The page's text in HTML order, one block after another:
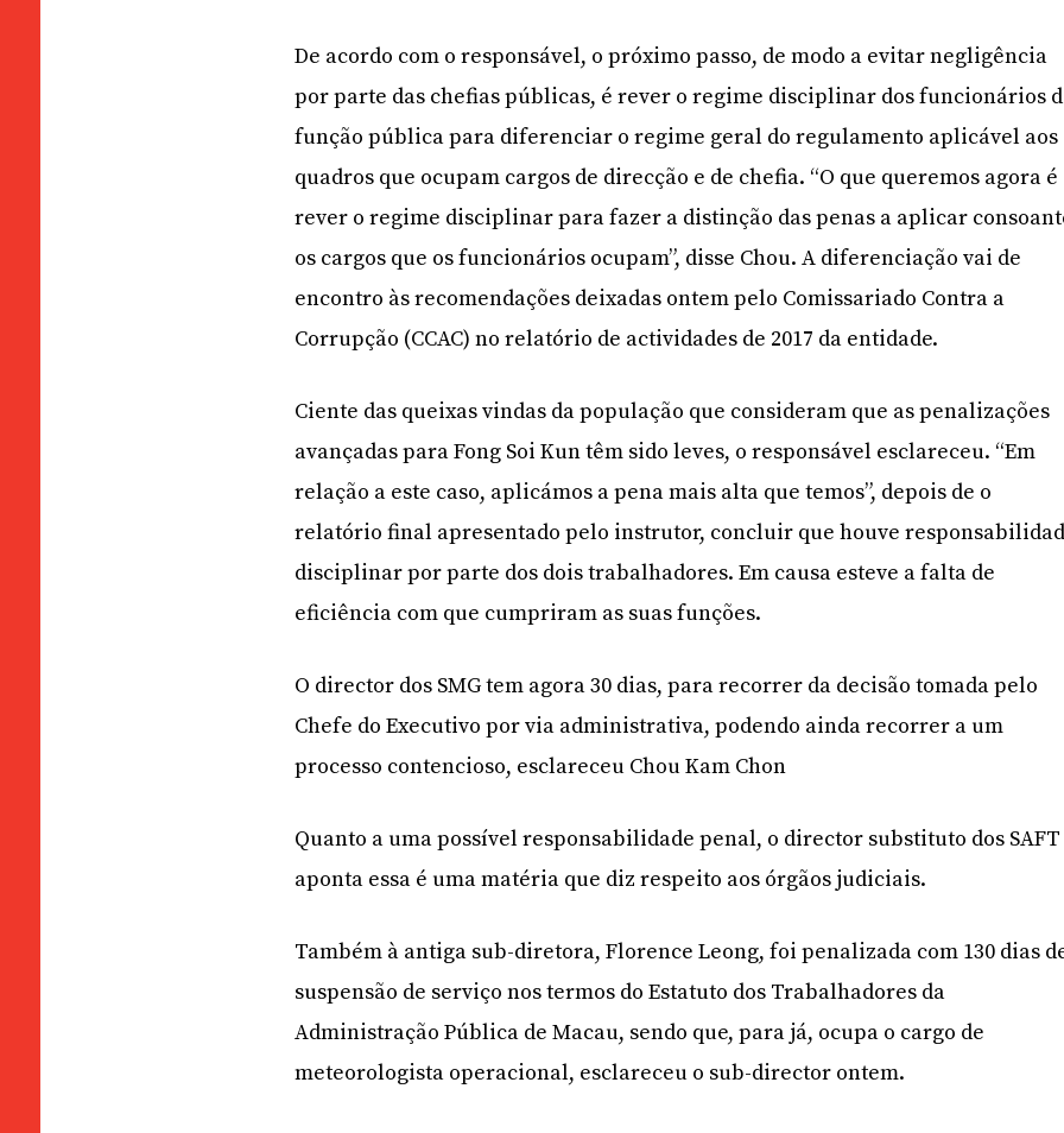
De acordo com o responsável, o próximo passo, de modo a evitar negligência
por parte das chefias públicas, é rever o regime disciplinar dos funcionários
função pública para diferenciar o regime geral do regulamento aplicável aos
quadros que ocupam cargos de direcção e de chefia. “O que queremos agora é
rever o regime disciplinar para fazer a distinção das penas a aplicar
os cargos que os funcionários ocupam”, disse Chou. A diferenciação vai de
encontro às recomendações deixadas ontem pelo Comissariado Contra a
Corrupção (CCAC) no relatório de actividades de 2017 da entidade.
Ciente das queixas vindas da população que consideram que as penalizações
avançadas para Fong Soi Kun têm sido leves, o responsável esclareceu. “Em
relação a este caso, aplicámos a pena mais alta que temos”, depois de o
relatório final apresentado pelo instrutor, concluir que houve
disciplinar por parte dos dois trabalhadores. Em causa esteve a falta de
eficiência com que cumpriram as suas funções.
O director dos SMG tem agora 30 dias, para recorrer da decisão tomada pelo
Chefe do Executivo por via administrativa, podendo ainda recorrer a um
processo contencioso, esclareceu Chou Kam Chon
Quanto a uma possível responsabilidade penal, o director substituto dos SAFT
aponta essa é uma matéria que diz respeito aos órgãos judiciais.
Também à antiga sub-diretora, Florence Leong, foi penalizada com 130 dias
suspensão de serviço nos termos do Estatuto dos Trabalhadores da
Administração Pública de Macau, sendo que, para já, ocupa o cargo de
meteorologista operacional, esclareceu o sub-director ontem.